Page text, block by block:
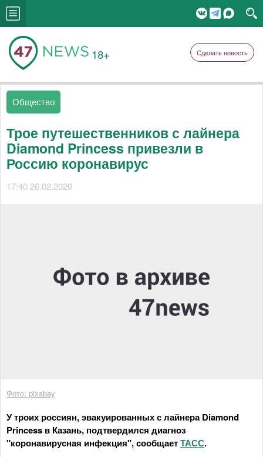
18+ Сделать новость
Общество
Трое путешественников с лайнера
Diamond Princess привезли в
Россию коронавирус
17:40 26.02.2020
Фото: pixabay
У троих россиян, эвакуированных с лайнера Diamond
Princess в Казань, подтвердился диагноз
"коронавирусная инфекция", сообщаетТАСС.